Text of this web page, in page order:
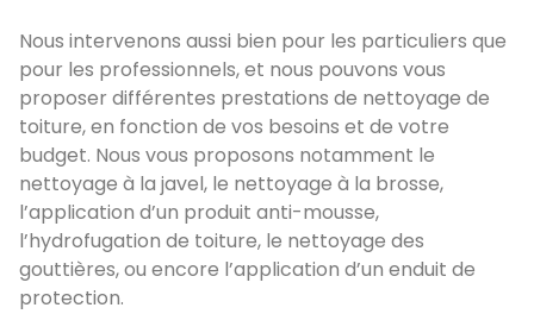
Nous intervenons aussi bien pour les particuliers que
pour les professionnels, et nous pouvons vous
proposer différentes prestations de nettoyage de
toiture, en fonction de vos besoins et de votre
budget. Nous vous proposons notamment le
nettoyage à la javel, le nettoyage à la brosse,
l’application d’un produit anti-mousse,
l’hydrofugation de toiture, le nettoyage des
gouttières, ou encore l’application d’un enduit de
protection.